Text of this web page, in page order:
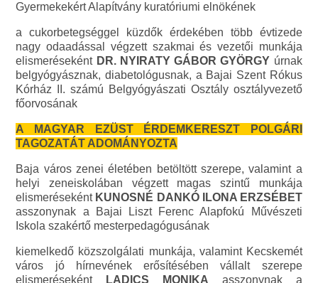
Gyermekekért Alapítvány kuratóriumi elnökének
a cukorbetegséggel küzdők érdekében több évtizede
nagy odaadással végzett szakmai és vezetői munkája
elismeréseként DR. NYIRATY GÁBOR GYÖRGY úrnak
belgyógyásznak, diabetológusnak, a Bajai Szent Rókus
Kórház II. számú Belgyógyászati Osztály osztályvezető
főorvosának
A MAGYAR EZÜST ÉRDEMKERESZT POLGÁRI
TAGOZATÁT ADOMÁNYOZTA
Baja város zenei életében betöltött szerepe, valamint a
helyi zeneiskolában végzett magas szintű munkája
elismeréseként KUNOSNÉ DANKÓ ILONA ERZSÉBET
asszonynak a Bajai Liszt Ferenc Alapfokú Művészeti
Iskola szakértő mesterpedagógusának
kiemelkedő közszolgálati munkája, valamint Kecskemét
város jó hírnevének erősítésében vállalt szerepe
elismeréseként
LADICS MONIKA asszonynak a